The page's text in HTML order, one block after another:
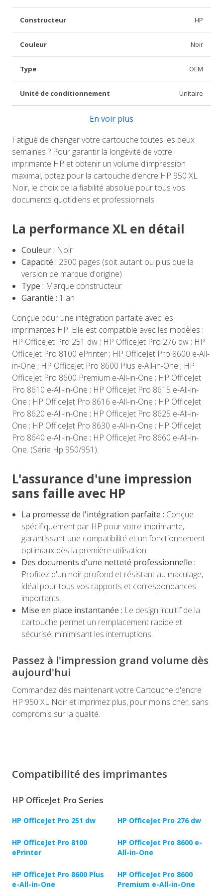
Constructeur HP
Couleur Noir
Type OEM
Unité de conditionnement Unitaire
En voir plus
Fatigué de changer votre cartouche toutes les deux
semaines ? Pour garantir la longévité de votre
imprimante HP et obtenir un volume d'impression
maximal, optez pour la cartouche d'encre HP 950 XL
Noir, le choix de la fiabilité absolue pour tous vos
documents quotidiens et professionnels.
La performance XL en détail
Couleur : Noir
Capacité : 2300 pages (soit autant ou plus que la
version de marque d'origine)
Type : Marque constructeur
Garantie : 1 an
Conçue pour une intégration parfaite avec les
imprimantes HP. Elle est compatible avec les modèles :
HP OfficeJet Pro 251 dw ; HP OfficeJet Pro 276 dw ; HP
OfficeJet Pro 8100 ePrinter ; HP OfficeJet Pro 8600 e-All-
in-One ; HP OfficeJet Pro 8600 Plus e-All-in-One ; HP
OfficeJet Pro 8600 Premium e-All-in-One ; HP OfficeJet
Pro 8610 e-All-in-One ; HP OfficeJet Pro 8615 e-All-in-
One ; HP OfficeJet Pro 8616 e-All-in-One ; HP OfficeJet
Pro 8620 e-All-in-One ; HP OfficeJet Pro 8625 e-All-in-
One ; HP OfficeJet Pro 8630 e-All-in-One ; HP OfficeJet
Pro 8640 e-All-in-One ; HP OfficeJet Pro 8660 e-All-in-
One. (Série Hp 950/951).
L'assurance d'une impression
sans faille avec HP
La promesse de l'intégration parfaite : Conçue
spécifiquement par HP pour votre imprimante,
garantissant une compatibilité et un fonctionnement
optimaux dès la première utilisation.
Des documents d'une netteté professionnelle :
Profitez d'un noir profond et résistant au maculage,
idéal pour tous vos rapports et correspondances
importants.
Mise en place instantanée : Le design intuitif de la
cartouche permet un remplacement rapide et
sécurisé, minimisant les interruptions.
Passez à l'impression grand volume dès
aujourd'hui
Commandez dès maintenant votre Cartouche d'encre
HP 950 XL Noir et imprimez plus, pour moins cher, sans
compromis sur la qualité.
Compatibilité des imprimantes
HP OfficeJet Pro Series
HP OfficeJet Pro 251 dw HP OfficeJet Pro 276 dw
HP OfficeJet Pro 8100
ePrinter
HP OfficeJet Pro 8600 e-
All-in-One
HP OfficeJet Pro 8600 Plus
e-All-in-One
HP OfficeJet Pro 8600
Premium e-All-in-One